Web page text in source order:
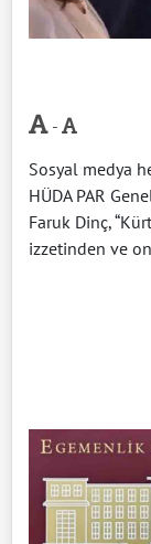
-
Sosyal medya
HÜDA PAR
Faruk Dinç,
izzetinden ve